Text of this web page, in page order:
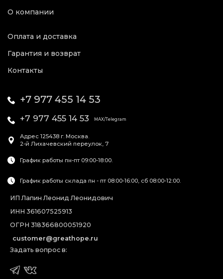
О компании
Оплата и доставка
Гарантия и возврат
Контакты
+7 977 455 14 53
+7 977 455 14 53 MAX/Telegram
Адрес 125438 г. Москва
2-й Лихачевский переулок, 7
График работы пн-пт 09:00-18:00.
График работы склада пн - пт 08:00-16:00, сб 08:00-12:00.
ИП Лапин Леонид Леонидович
ИНН 361607525913
ОГРН 318366800051920
customer@greathope.ru
Задать вопрос в: